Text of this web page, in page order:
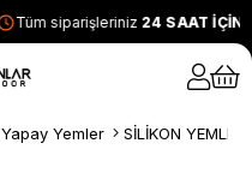
Tüm siparişleriniz 24 SAAT
Yapay Yemler SİLİKON YEMLER